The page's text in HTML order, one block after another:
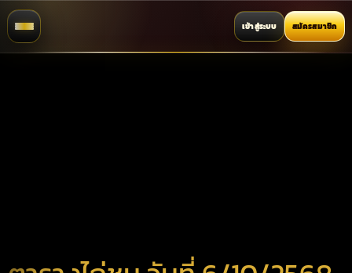
เข้าสู่ระบบ สมัครสมาชิก